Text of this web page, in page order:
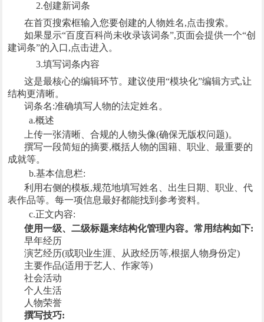
2.创建新词条
在首页搜索框输入您要创建的人物姓名,点击搜索。
如果显示“百度百科尚未收录该词条”,页面会提供一个“创
建词条”的入口,点击进入。
3.填写词条内容
这是最核心的编辑环节。建议使用“模块化”编辑方式,让
结构更清晰。
词条名:准确填写人物的法定姓名。
a.概述
上传一张清晰、合规的人物头像(确保无版权问题)。
撰写一段简短的摘要,概括人物的国籍、职业、最重要的
成就等。
b.基本信息栏:
利用右侧的模板,规范地填写姓名、出生日期、职业、代
表作品等。每一项信息最好都能找到参考资料。
c.正文内容:
使用一级、二级标题来结构化管理内容。常用结构如下:
早年经历
演艺经历(或职业生涯、从政经历等,根据人物身份定)
主要作品(适用于艺人、作家等)
社会活动
个人生活
人物荣誉
撰写技巧: